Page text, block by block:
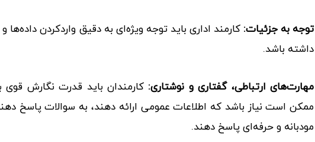
توجه به جزئیات: کارمند اداری باید توجه ویژه‌ای به دقیق وارد‌کردن
داشته باشد.
مهارت‌های ارتباطی، گفتاری و نوشتاری: کارمندان باید قدرت نگارش قوی
ممکن است نیاز باشد که اطلاعات عمومی ارائه دهند، به سوالات پاسخ
مودبانه و حرفه‌ای پاسخ دهند.